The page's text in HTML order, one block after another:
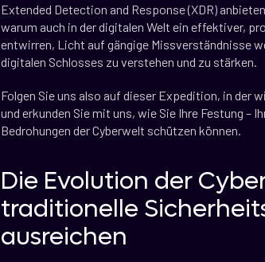
Extended Detection and Response (XDR)
warum auch in der digitalen Welt ein effektiver,
entwirren, Licht auf gängige Missverständnisse
digitalen Schlosses zu verstehen und zu stärken.
Folgen Sie uns also auf dieser Expedition, in der
und erkunden Sie mit uns, wie Sie Ihre Festung –
Bedrohungen der Cyberwelt schützen können.
Die Evolution der
traditionelle
ausreichen